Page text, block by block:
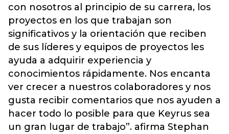
con nosotros al principio de su carrera, los
proyectos en los que trabajan son
significativos y la orientación que reciben
de sus líderes y equipos de proyectos les
ayuda a adquirir experiencia y
conocimientos rápidamente. Nos encanta
ver crecer a nuestros colaboradores y nos
gusta recibir comentarios que nos ayuden a
hacer todo lo posible para que Keyrus sea
un gran lugar de trabajo”. afirma Stephan